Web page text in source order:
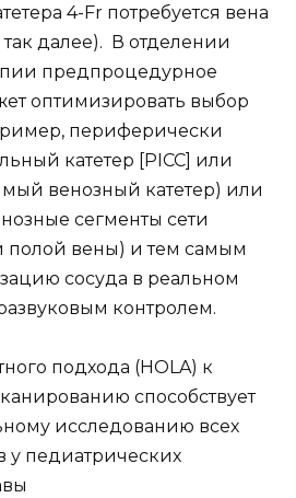
4-Fr потребуется вена
далее). В отделении
предпроцедурное
оптимизировать выбор
периферически
катетер [PICC] или
венозный катетер) или
сегменты сети
полой вены) и тем самым
сосуда в реальном
контролем.
подхода (HOLA) к
способствует
исследованию всех
у педиатрических